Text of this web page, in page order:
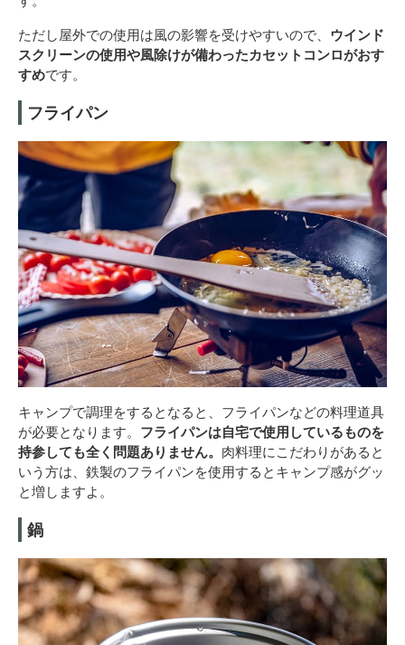
ただし屋外での使用は風の影響を受けやすいので、 ウインド
スクリーンの使用や風除けが備わったカセットコンロがおす
すめです。
フライパン
キャンプで調理をするとなると、フライパンなどの料理道具
が必要となります。 フライパンは自宅で使用しているものを
持参しても全く問題ありません。 肉料理にこだわりがあると
いう方は、鉄製のフライパンを使用するとキャンプ感がグッ
と増しますよ。
鍋